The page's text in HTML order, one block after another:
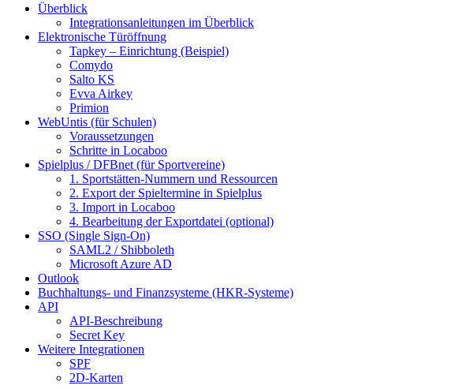
Überblick
Integrationsanleitungen im Überblick
Elektronische Türöffnung
Tapkey – Einrichtung (Beispiel)
Comydo
Salto KS
Evva Airkey
Primion
WebUntis (für Schulen)
Voraussetzungen
Schritte in Locaboo
Spielplus / DFBnet (für Sportvereine)
1. Sportstätten-Nummern und Ressourcen
2. Export der Spieltermine in Spielplus
3. Import in Locaboo
4. Bearbeitung der Exportdatei (optional)
SSO (Single Sign-On)
SAML2 / Shibboleth
Microsoft Azure AD
Outlook
Buchhaltungs- und Finanzsysteme (HKR-Systeme)
API
API-Beschreibung
Secret Key
Weitere Integrationen
SPF
2D-Karten